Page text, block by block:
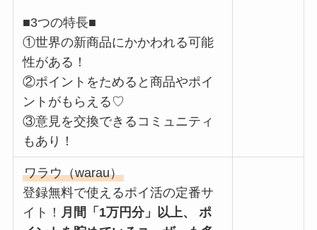
■3つの特長■
①世界の新商品にかかわれる可能
性がある！
②ポイントをためると商品やポイ
ントがもらえる♡
③意見を交換できるコミュニティ
もあり！
ワラウ（warau）
登録無料で使えるポイ活の定番サ
イト！ 月間「1万円分」以上、 ポ